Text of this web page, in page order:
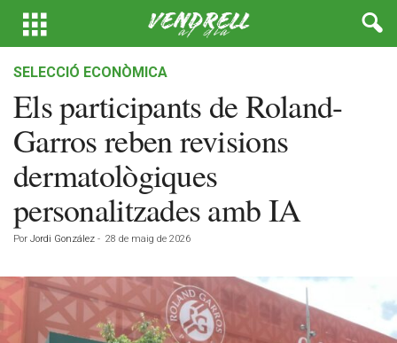
SELECCIÓ ECONÒMICA
Els participants de Roland-
Garros reben revisions
dermatològiques
personalitzades amb IA
Por Jordi González - 28 de maig de 2026